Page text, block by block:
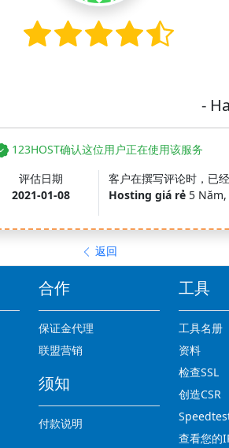
-
123HOST确认这位用户正在使用该服务
评估日期
2021-01-08
客户在撰写评论时，已
Hosting giá rẻ5 Năm,
返回
合作
保证金代理
联盟营销
须知
付款说明
工具
工具名册
资料
检查SSL
创造CSR
查看您的